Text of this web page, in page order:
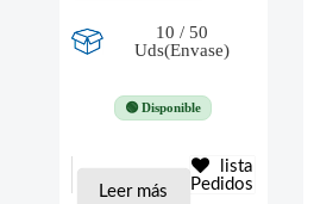
10 / 50
Uds(Envase)
🟢 Disponible
Leer más
lista
Pedidos